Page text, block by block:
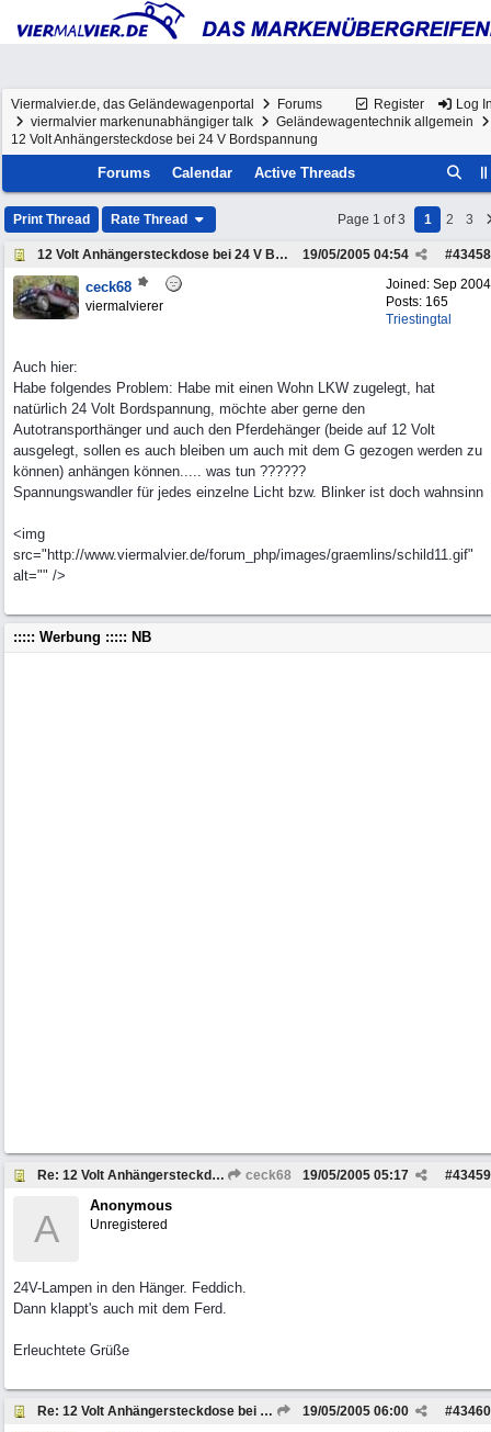
Register Log
Viermalvier.de, das Geländewagenportal
Forums
viermalvier markenunabhängiger talk
Geländewagentechnik allgemein
12 Volt Anhängersteckdose bei 24 V Bordspannung
Forums Calendar Active Threads
Print Thread Rate Thread Page 1 of 3 1 2 3
12 Volt Anhängersteckdose bei 24 V Bordspannung #43458
19/05/2005 04:54
Joined: Sep 2004
Posts: 165
Triestingtal
ceck68
viermalvierer
Auch hier:
Habe folgendes Problem: Habe mit einen Wohn LKW zugelegt, hat
natürlich 24 Volt Bordspannung, möchte aber gerne den
Autotransporthänger und auch den Pferdehänger (beide auf 12 Volt
ausgelegt, sollen es auch bleiben um auch mit dem G gezogen werden zu
können) anhängen können..... was tun ??????
Spannungswandler für jedes einzelne Licht bzw. Blinker ist doch wahnsinn
<img
src="http://www.viermalvier.de/forum_php/images/graemlins/schild11.gif"
alt="" />
::::: Werbung ::::: NB
Re: 12 Volt Anhängersteckdose bei 24 V Bordspannung ceck68 #43459
19/05/2005 05:17
A
Anonymous
Unregistered
24V-Lampen in den Hänger. Feddich.
Dann klappt's auch mit dem Ferd.
Erleuchtete Grüße
Re: 12 Volt Anhängersteckdose bei 24 V Bordspannung #43460
19/05/2005 06:00